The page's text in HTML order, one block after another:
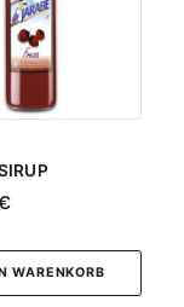
WARENKORB